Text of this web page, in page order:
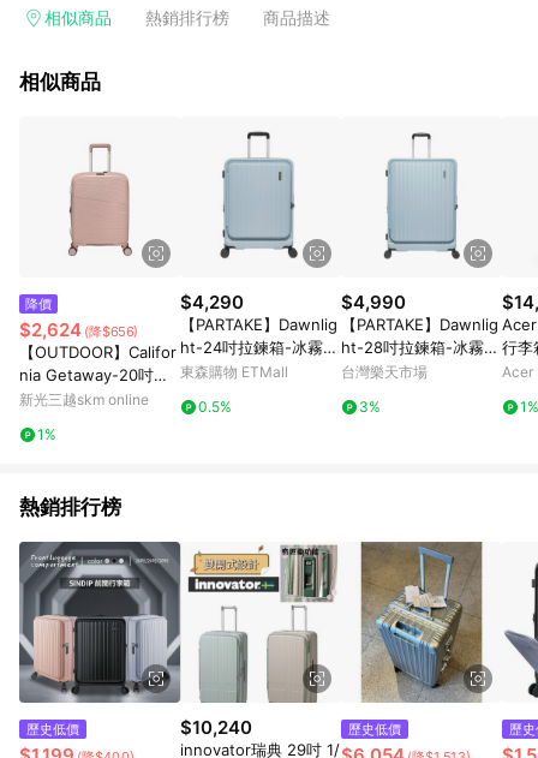
電玩/遊戲/相機/單眼/鏡頭/拍立得 [2024/6/1起適用] -內接硬
的購回饋活動享Yahoo超贈點回饋者 - 購物中心商店之商品：商
3. 訂單回饋金額將扣除運費/購物金/超贈點/福利金/紅利折抵/折
價券等虛擬貨幣折抵 4. 大宗採購或批發轉賣不具回饋資格： 如
有相關事證認定您為大宗採購、批發轉賣而非最終消費使用者，
相關認定以Yahoo購物中心之認定為準
相似商品 熱銷排行榜 商品描述
相似商品
降價
$2,624 (降$656)
【OUTDOOR】Califor
nia Getaway-20吋拉
鍊箱-馬里布玫瑰 ODP
新光三越skm online
1%
$4,290
【PARTAKE】Dawnlig
ht-24吋拉鍊箱-冰霧藍
/個 PT2056B24IB
東森購物 ETMall
0.5%
$4,990
【PARTAKE】Dawnlig
ht-28吋拉鍊箱-冰霧藍
/個 PT2056B28IB【A
(單一帳號最高1500
台灣樂天市場
3%
行李
贈原
Acer
1%
熱銷排行榜
歷史低價 $10,240
innovator瑞典 29吋 1/
歷史低價 歷